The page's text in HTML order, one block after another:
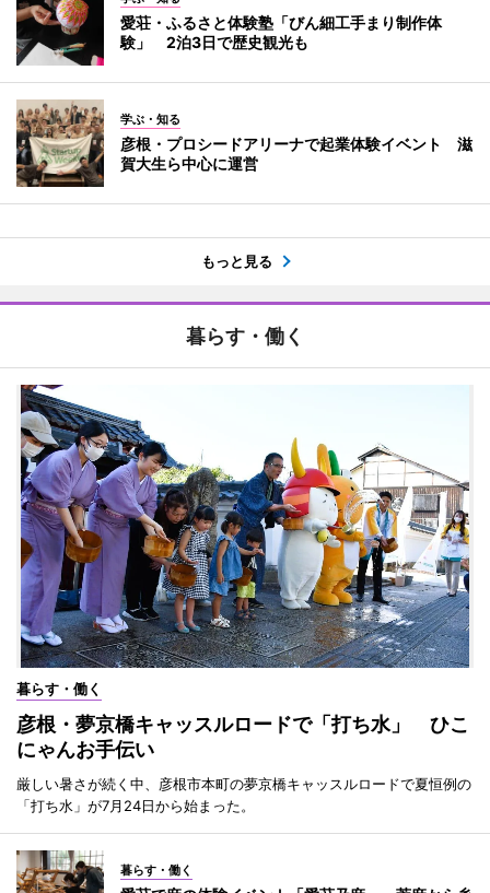
愛荘・ふるさと体験塾「びん細工手まり制作体
験」 2泊3日で歴史観光も
学ぶ・知る
彦根・プロシードアリーナで起業体験イベント 滋
賀大生ら中心に運営
もっと見る
暮らす・働く
暮らす・働く
彦根・夢京橋キャッスルロードで「打ち水」 ひこ
にゃんお手伝い
厳しい暑さが続く中、彦根市本町の夢京橋キャッスルロードで夏恒例の
「打ち水」が7月24日から始まった。
暮らす・働く